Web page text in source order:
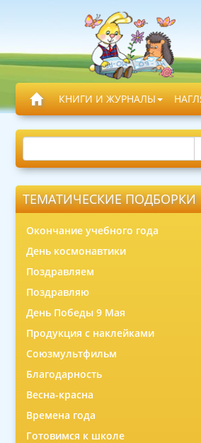
КНИГИ И ЖУРНАЛЫ
ТЕМАТИЧЕСКИЕ ПОДБОРКИ
Окончание учебного года
День космонавтики
Поздравляем
Поздравляю
День Победы 9 Мая
Продукция с наклейками
Союзмультфильм
Благодарность
Весна-красна
Времена года
Готовимся к школе